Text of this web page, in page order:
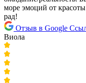
море эмоций от
рад!
Отзыв в Google
Виола